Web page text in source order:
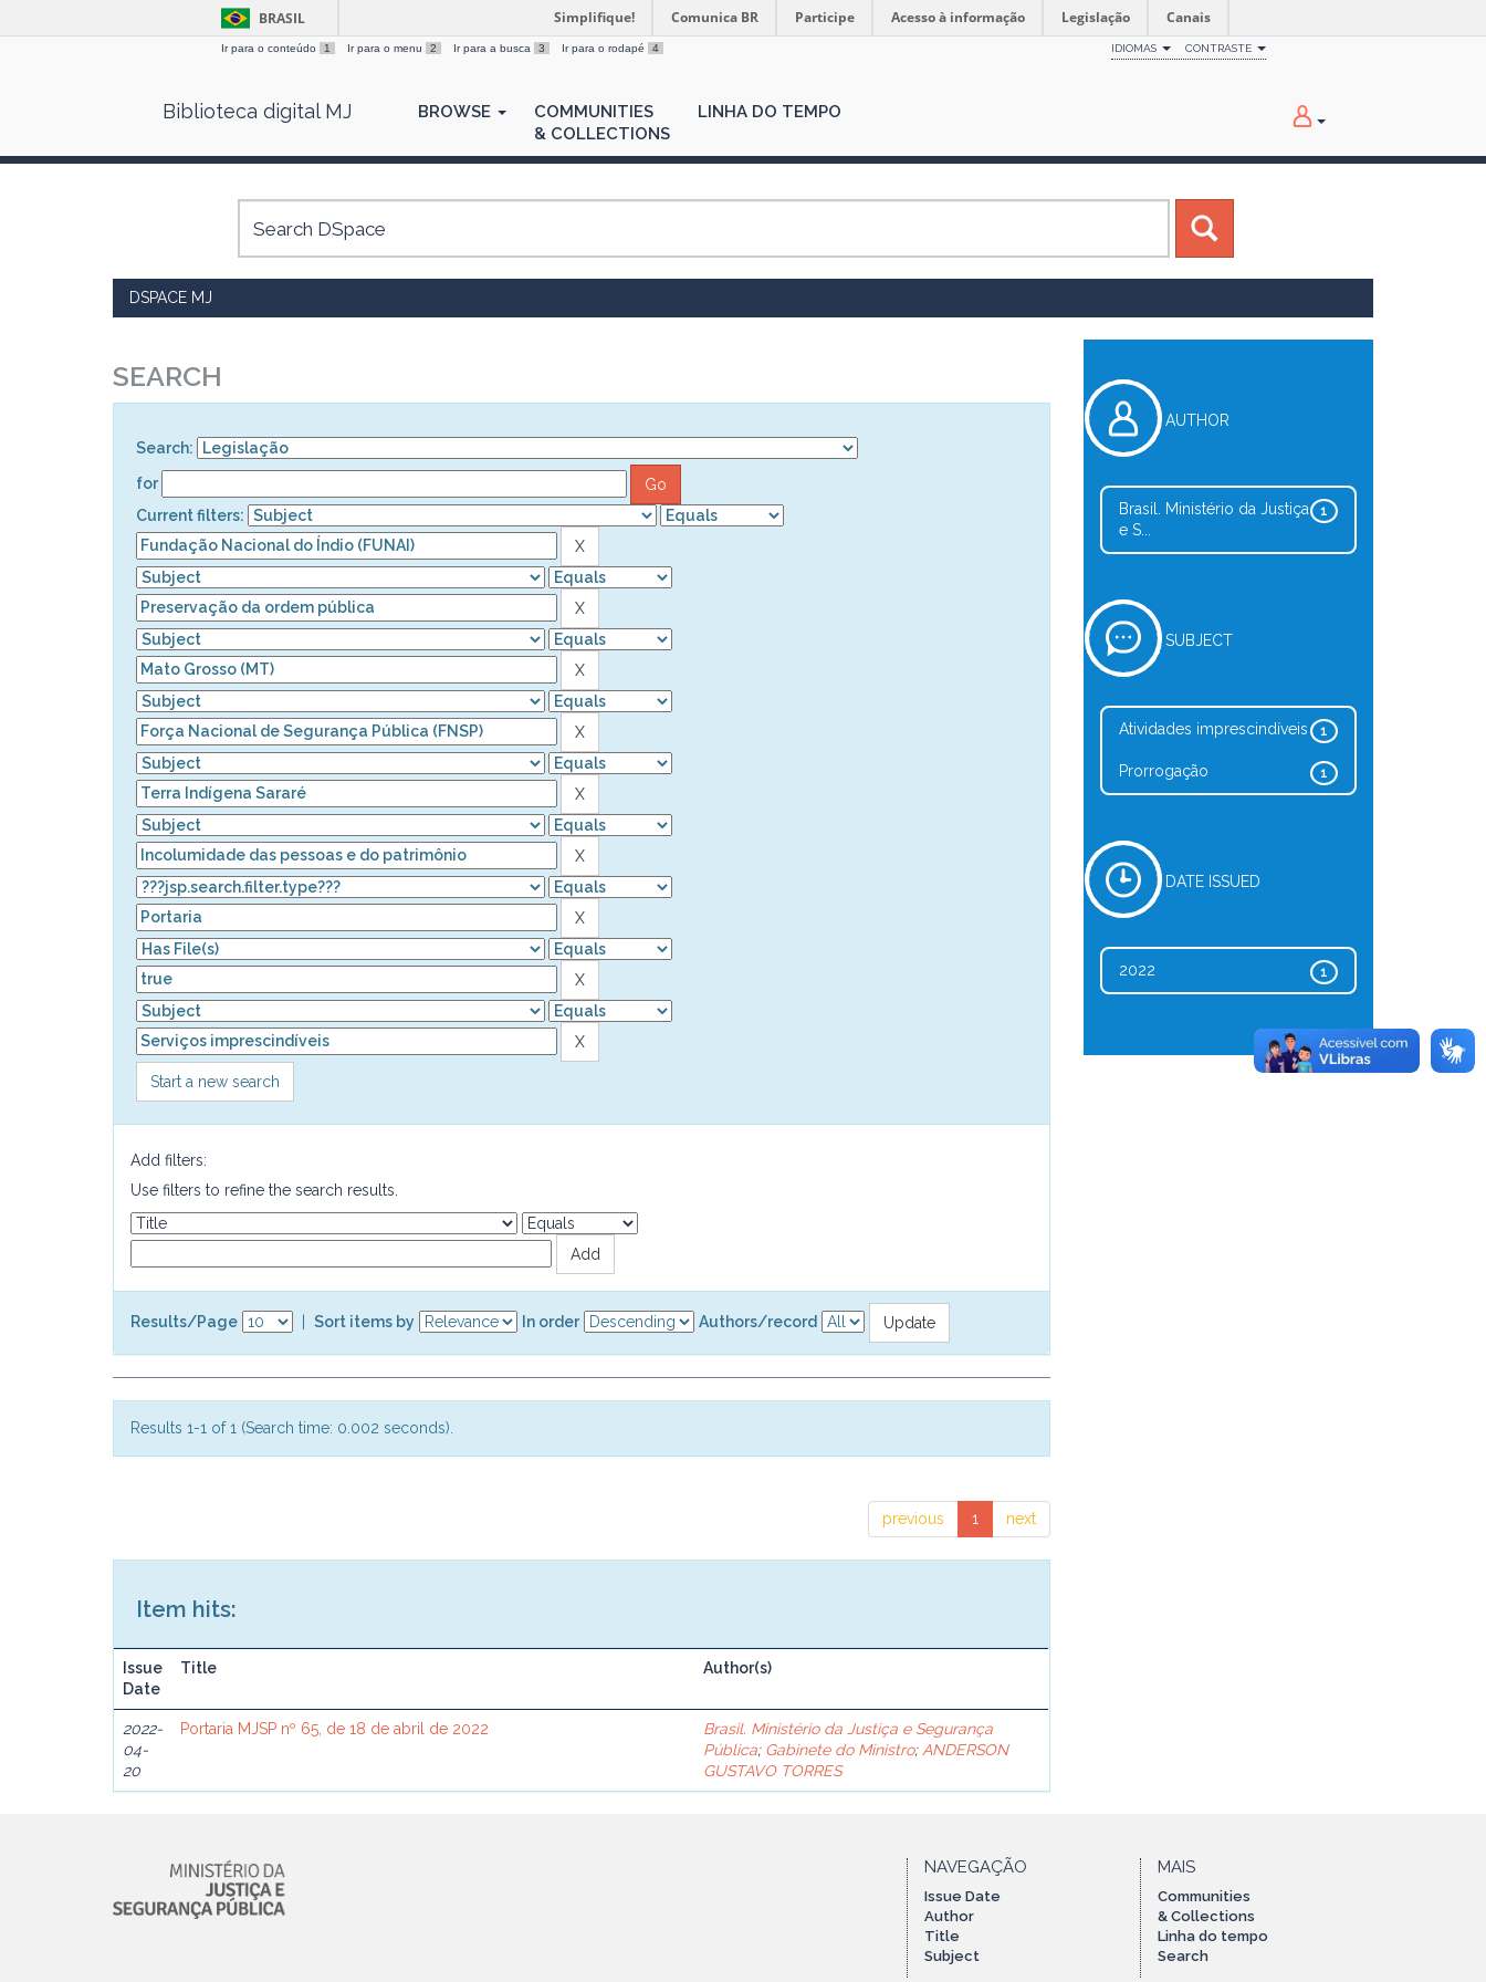
BRASIL Simplifique! Comunica BR Participe Acesso à informação Legislação Canais
Ir para o conteúdo 1 Ir para o menu 2 Ir para a busca 3 Ir para o rodapé 4 IDIOMAS CONTRASTE
Biblioteca digital MJ BROWSE
COMMUNITIES
& COLLECTIONS
LINHA DO TEMPO
DSPACE MJ
SEARCH
Search:
for
Current filters:
Start a new search
Add filters:
Use filters to refine the search results.
Results/Page Sort items by In order Authors/record
Results 1-1 of 1 (Search time: 0.002 seconds).
previous 1 next
Item hits:
Issue
Date
Title Author(s)
2022-
04-
20
Portaria MJSP nº 65, de 18 de abril de 2022
Brasil. Ministério da Justiça e Segurança
Pública; Gabinete do Ministro; ANDERSON
GUSTAVO TORRES
AUTHOR
1
Brasil. Ministério da Justiça
e S...
SUBJECT
1
Atividades imprescindíveis
1
Prorrogação
DATE ISSUED
1
2022
NAVEGAÇÃO
Issue Date
Author
Title
Subject
MAIS
Communities
& Collections
Linha do tempo
Search